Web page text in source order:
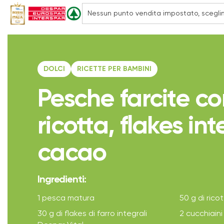
DOLCI RICETTE PER BAMBINI
Pesche farcite
ricotta, flakes
cacao
Ingredienti:
1 pesca matura
50 g di
30 g di flakes di farro integrali
2